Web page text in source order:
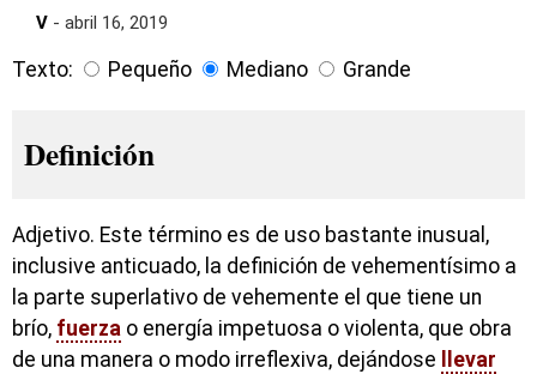
V - abril 16, 2019
Texto: Pequeño Mediano Grande
Definición
Adjetivo. Este término es de uso bastante inusual,
inclusive anticuado, la definición de vehementísimo a
la parte superlativo de vehemente el que tiene un
brío, fuerza o energía impetuosa o violenta, que obra
de una manera o modo irreflexiva, dejándose
llevar